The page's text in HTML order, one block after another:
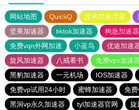
网站地图 QuickQ 旋风加速度器
坚果加速器
tiktok加速器
狗急加速
免费vqn外网加速
小蓝鸟 优途加速
旋风加速器
八戒看书
免费vps加速
黑豹加速器
一元机场 IOS加速器
免费vp试用24小时
蜜蜂加速器
免
黑洞vp永久加速器
tyl加速器官网
旋